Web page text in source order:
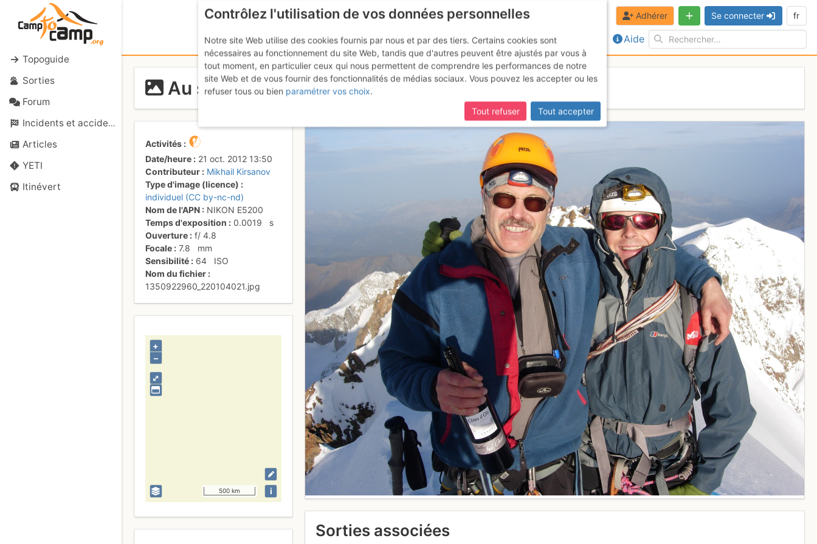
Topoguide
Sorties
Forum
Incidents et accidents
Articles
YETI
Itinévert
Aide
Adhérer Se connecter fr
Au sommet
Activités
Date/heure
21 oct. 2012 13:50
Contributeur
Mikhail Kirsanov
Type d'image (licence)
individuel (CC by-nc-nd)
Nom de l'APN
NIKON E5200
Temps d'exposition
0.0019
s
Ouverture
f/4.8
Focale
7.8
mm
Sensibilité
64
ISO
Nom du fichier
1350922960_220104021.jpg
⤢
+
–
500 km i
Sorties associées
Contrôlez l'utilisation de vos données personnelles
Notre site Web utilise des cookies fournis par nous et par des tiers. Certains cookies sont
nécessaires au fonctionnement du site Web, tandis que d'autres peuvent être ajustés par vous à
tout moment, en particulier ceux qui nous permettent de comprendre les performances de notre
site Web et de vous fournir des fonctionnalités de médias sociaux. Vous pouvez les accepter ou les
refuser tous ou bien paramétrer vos choix.
Tout refuser
Tout accepter